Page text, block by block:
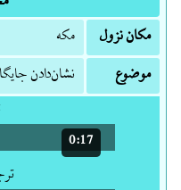
مکان نزول
مکه
موضوع
نشان‌دادن
مدت: 17 ثانیه
0:17